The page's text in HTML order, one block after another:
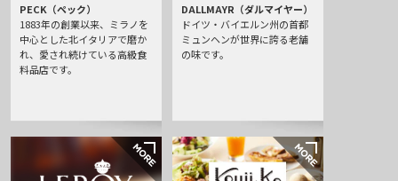
PECK（ペック）
1883年の創業以来、ミラノを
中心とした北イタリアで磨か
れ、愛され続けている高級食
料品店です。
DALLMAYR（ダルマイヤー）
ドイツ・バイエルン州の首都
ミュンヘンが世界に誇る老舗
の味です。